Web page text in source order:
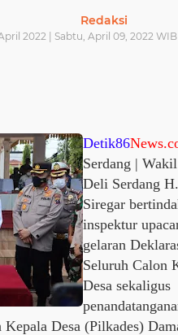
Redaksi
2022 | Sabtu, April 09, 2022 WIB
Detik86
Serdang |
Deli Serdang
Siregar
inspektur
gelaran
Seluruh Calon
Desa sekaligus
Desa (Pilkades)